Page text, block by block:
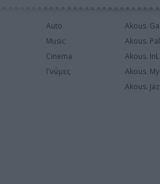
Auto
Music
Cinema
Γνώμες
Akous.
Akous.
Akous.
Akous.
Akous.